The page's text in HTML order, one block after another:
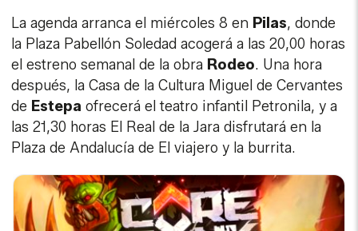
La agenda arranca el miércoles 8 en Pilas, donde
la Plaza Pabellón Soledad acogerá a las 20,00 horas
el estreno semanal de la obra Rodeo. Una hora
después, la Casa de la Cultura Miguel de Cervantes
de Estepa ofrecerá el teatro infantil Petronila, y a
las 21,30 horas El Real de la Jara disfrutará en la
Plaza de Andalucía de El viajero y la burrita.